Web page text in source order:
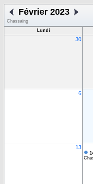
Février 2023
Chassaing
Lundi
30
6
13